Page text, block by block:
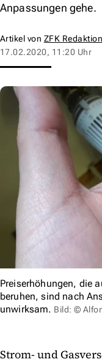
Anpassungen gehe.
Artikel von ZFK Redaktion
17.02.2020, 11:20 Uhr
Preiserhöhungen, die
beruhen, sind nach
unwirksam. Bild: ©
Strom- und